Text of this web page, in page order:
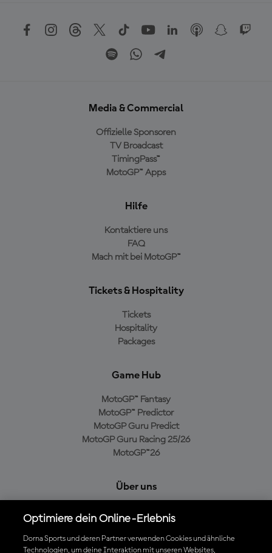
Media & Commercial
Offizielle Sponsoren
TV Broadcast
TimingPass™
MotoGP™ Apps
Hilfe
Kontaktiere uns
FAQ
Mach mit bei MotoGP™
Tickets & Hospitality
Tickets
Hospitality
Packages
Game Hub
MotoGP™ Fantasy
MotoGP™ Predictor
MotoGP Guru Predict
MotoGP Guru Racing 25/26
MotoGP™26
Über uns
Cookie-Richtlinien
Geschäftsbedingungen
Optimiere dein Online-Erlebnis
Dorna Sports und deren Partner verwenden Cookies und ähnliche
Technologien, um deine Interaktion mit unseren Websites,